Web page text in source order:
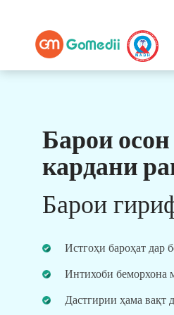
Барои
кардани
Барои
Истгоҳи бароҳат дар
Интихоби
Дастгирии ҳама вақт
Манфиатҳои мо
Пас аз табобат
нигоҳубини
Дастгирии тиббӣ ва
бораи ниёзҳои табобати шумо.